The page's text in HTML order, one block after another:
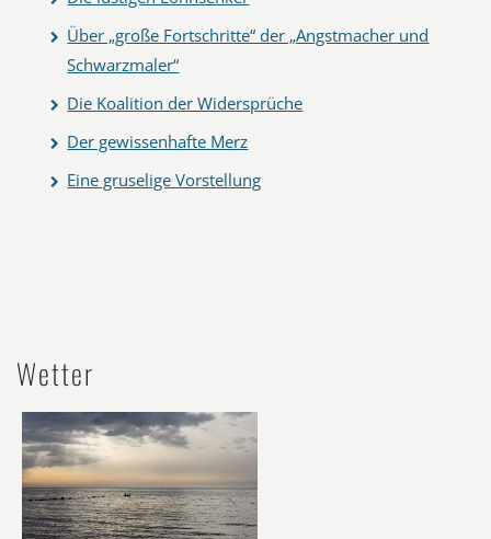
Über „große Fortschritte“ der „Angstmacher und
Schwarzmaler“
Die Koalition der Widersprüche
Der gewissenhafte Merz
Eine gruselige Vorstellung
Wetter